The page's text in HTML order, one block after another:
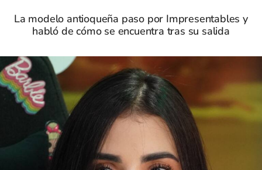
La modelo antioqueña paso por Impresentables y
habló de cómo se encuentra tras su salida